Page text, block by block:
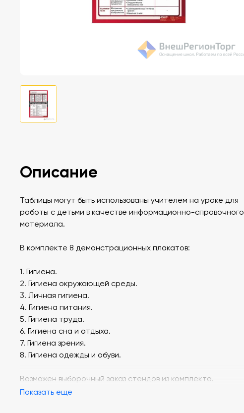
Описание
Таблицы могут быть использованы учителем на уроке для
работы с детьми в качестве информационно-справочного
материала.
В комплекте 8 демонстрационных плакатов:
1. Гигиена.
2. Гигиена окружающей среды.
3. Личная гигиена.
4. Гигиена питания.
5. Гигиена труда.
6. Гигиена сна и отдыха.
7. Гигиена зрения.
8. Гигиена одежды и обуви.
Возможен выборочный заказ стендов из комплекта.
Показать еще